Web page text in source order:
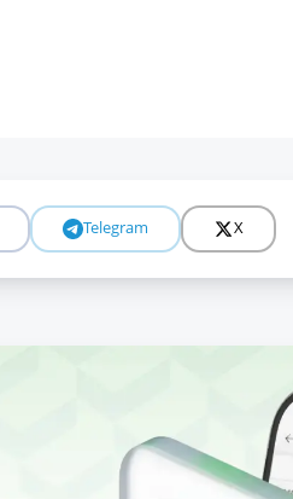
Telegram X